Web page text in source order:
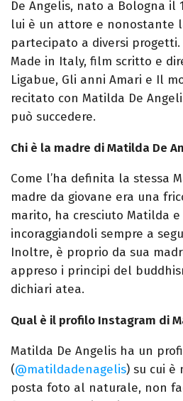
De Angelis, nato a Bologna il
lui è un attore e nonostante
partecipato a diversi
Made in Italy, film scritto e
Ligabue, Gli anni Amari e Il
recitato con Matilda De
può succedere.
Chi è la madre di Matilda De
Come l’ha definita la stessa
madre da giovane era una
marito, ha cresciuto Matilda
incoraggiandoli sempre a
Inoltre, è proprio da sua
appreso i principi del
dichiari atea.
Qual è il profilo Instagram di
Matilda De Angelis ha un
(@matildadenagelis) su cui è
posta foto al naturale, non